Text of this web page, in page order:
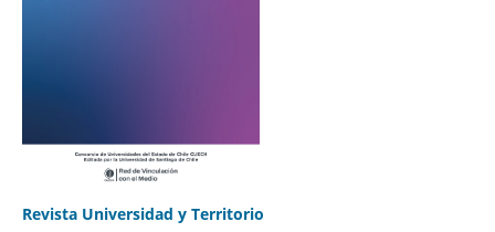
Revista Universidad y Territorio